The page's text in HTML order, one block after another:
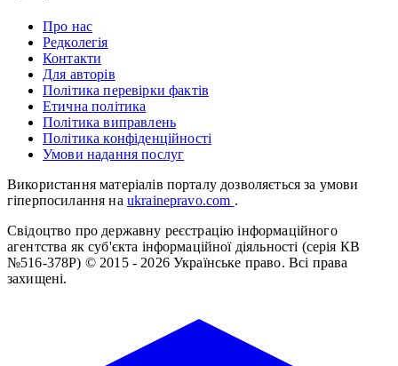
Про нас
Редколегія
Контакти
Для авторів
Політика перевірки фактів
Етична політика
Політика виправлень
Політика конфіденційності
Умови надання послуг
Використання матеріалів порталу дозволяється за умови
гіперпосилання на ukrainepravo.com .
Свідоцтво про державну реєстрацію інформаційного
агентства як суб'єкта інформаційної діяльності (серія КВ
№516-378Р) © 2015 - 2026 Українське право. Всі права
захищені.